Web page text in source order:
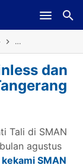
Proyek
dan
Tali di SMAN
agustus
SMAN